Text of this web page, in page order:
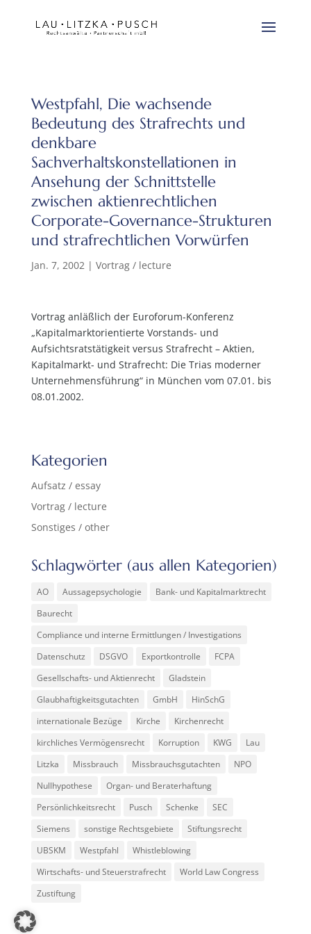
Westpfahl, Die wachsende
Bedeutung des Strafrechts und
denkbare
Sachverhaltskonstellationen in
Ansehung der Schnittstelle
zwischen aktienrechtlichen
Corporate-Governance-Strukturen
und strafrechtlichen Vorwürfen
Jan. 7, 2002| Vortrag / lecture
Vortrag anläßlich der Euroforum-Konferenz
„Kapitalmarktorientierte Vorstands- und
Aufsichtsratstätigkeit versus Strafrecht – Aktien,
Kapitalmarkt- und Strafrecht: Die Trias moderner
Unternehmensführung“ in München vom 07.01. bis
08.01.2002.
Kategorien
Aufsatz / essay
Vortrag / lecture
Sonstiges / other
Schlagwörter (aus allen Kategorien)
AO Aussagepsychologie
Bank- und Kapitalmarktrecht
Baurecht
Compliance und interne Ermittlungen / Investigations
Datenschutz
DSGVO Exportkontrolle
FCPA
Gesellschafts- und Aktienrecht
Gladstein
Glaubhaftigkeitsgutachten
GmbH
HinSchG
internationale Bezüge
Kirche
Kirchenrecht
kirchliches Vermögensrecht
Korruption KWG
Lau
Litzka
Missbrauch Missbrauchsgutachten
NPO
Nullhypothese
Organ- und Beraterhaftung
Persönlichkeitsrecht
Pusch Schenke
SEC
Siemens
sonstige Rechtsgebiete
Stiftungsrecht
UBSKM
Westpfahl
Whistleblowing
Wirtschafts- und Steuerstrafrecht
World Law Congress
Zustiftung